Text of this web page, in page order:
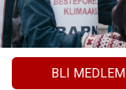
BLI MEDLEM